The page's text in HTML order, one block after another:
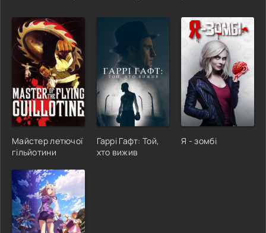
Майстер летючої
гільйотини
Гаррі Гафт: Той,
хто вижив
Я - зомбі